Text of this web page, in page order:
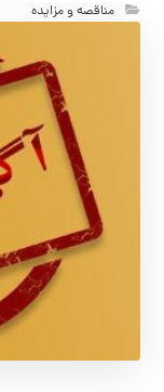
مناقصه و مزایده